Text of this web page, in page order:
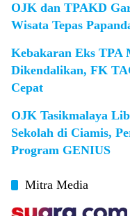
OJK dan TPAKD
Wisata Tepas
Kebakaran Eks TPA
Dikendalikan, FK
Cepat
OJK Tasikmalaya
Sekolah di Ciamis,
Program GENIUS
Mitra Media